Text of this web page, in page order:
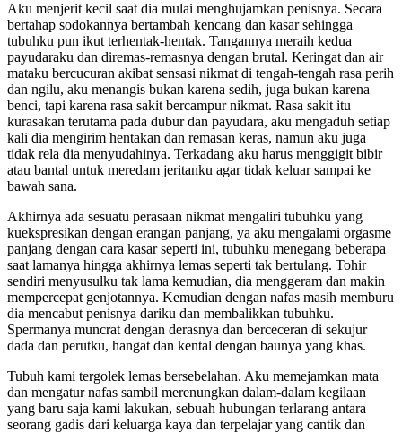
Aku menjerit kecil saat dia mulai menghujamkan penisnya. Secara
bertahap sodokannya bertambah kencang dan kasar sehingga
tubuhku pun ikut terhentak-hentak. Tangannya meraih kedua
payudaraku dan diremas-remasnya dengan brutal. Keringat dan air
mataku bercucuran akibat sensasi nikmat di tengah-tengah rasa perih
dan ngilu, aku menangis bukan karena sedih, juga bukan karena
benci, tapi karena rasa sakit bercampur nikmat. Rasa sakit itu
kurasakan terutama pada dubur dan payudara, aku mengaduh setiap
kali dia mengirim hentakan dan remasan keras, namun aku juga
tidak rela dia menyudahinya. Terkadang aku harus menggigit bibir
atau bantal untuk meredam jeritanku agar tidak keluar sampai ke
bawah sana.
Akhirnya ada sesuatu perasaan nikmat mengaliri tubuhku yang
kuekspresikan dengan erangan panjang, ya aku mengalami orgasme
panjang dengan cara kasar seperti ini, tubuhku menegang beberapa
saat lamanya hingga akhirnya lemas seperti tak bertulang. Tohir
sendiri menyusulku tak lama kemudian, dia menggeram dan makin
mempercepat genjotannya. Kemudian dengan nafas masih memburu
dia mencabut penisnya dariku dan membalikkan tubuhku.
Spermanya muncrat dengan derasnya dan berceceran di sekujur
dada dan perutku, hangat dan kental dengan baunya yang khas.
Tubuh kami tergolek lemas bersebelahan. Aku memejamkan mata
dan mengatur nafas sambil merenungkan dalam-dalam kegilaan
yang baru saja kami lakukan, sebuah hubungan terlarang antara
seorang gadis dari keluarga kaya dan terpelajar yang cantik dan